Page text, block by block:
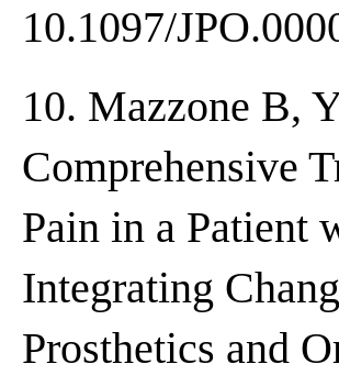
10.1097/
10. Mazzone B,
Comprehensive
Pain in a Patient
Integrating
Prosthetics and